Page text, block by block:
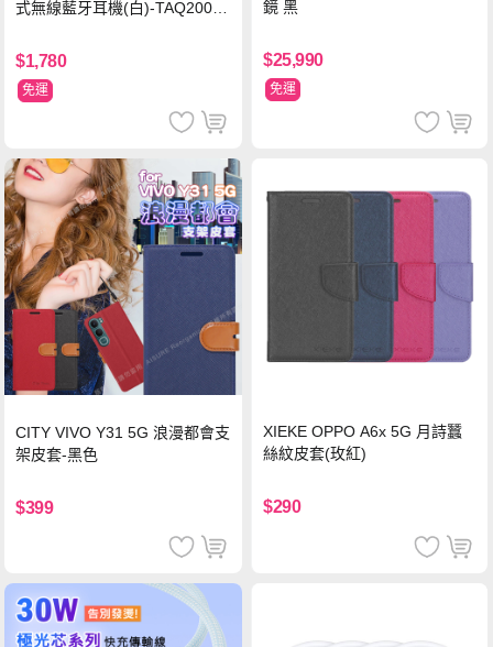
式無線藍牙耳機(白)-TAQ2000
$1,780
免運
鏡 黑
$25,990
免運
CITY VIVO Y31 5G 浪漫都會支
架皮套-黑色
$399
XIEKE OPPO A6x 5G 月詩蠶
絲紋皮套(玫紅)
$290